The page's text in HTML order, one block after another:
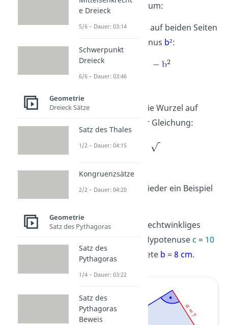
die Gleichung so um:
Schritt 1:Rechne auf beiden Seiten
der Gleichung minus b²:
Schritt 2:
Ziehe die Wurzel auf
beiden Seiten der Gleichung:
Schau dir dazu wieder ein Beispiel
Gegeben ist ein rechtwinkliges
Dreieck mit der Hypotenusec = 10
cm und der Kathete b = 8 cm.
e Dreieck
5/6 – Dauer: 03:14
Schwerpunkt
Dreieck
6/6 – Dauer: 03:46
Geometrie
Dreieck Sätze
Satz des Thales
1/2 – Dauer: 04:15
Kongruenzsätze
2/2 – Dauer: 04:20
Geometrie
Satz des Pythagoras
Satz des
Pythagoras
1/4 – Dauer: 03:22
Satz des
Pythagoras
Beweis